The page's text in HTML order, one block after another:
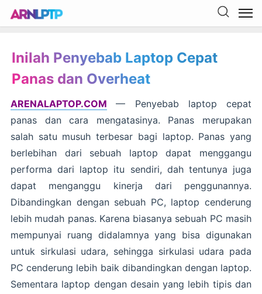
Inilah Penyebab Laptop Cepat
Panas dan Overheat
ARENALAPTOP.COM
— Penyebab laptop cepat
panas dan cara mengatasinya. Panas merupakan
salah satu musuh terbesar bagi laptop. Panas yang
berlebihan dari sebuah laptop dapat menggangu
performa dari laptop itu sendiri, dah tentunya juga
dapat menganggu kinerja dari penggunannya.
Dibandingkan dengan sebuah PC, laptop cenderung
lebih mudah panas. Karena biasanya sebuah PC masih
mempunyai ruang didalamnya yang bisa digunakan
untuk sirkulasi udara, sehingga sirkulasi udara pada
PC cenderung lebih baik dibandingkan dengan laptop.
Sementara laptop dengan desain yang lebih tipis dan